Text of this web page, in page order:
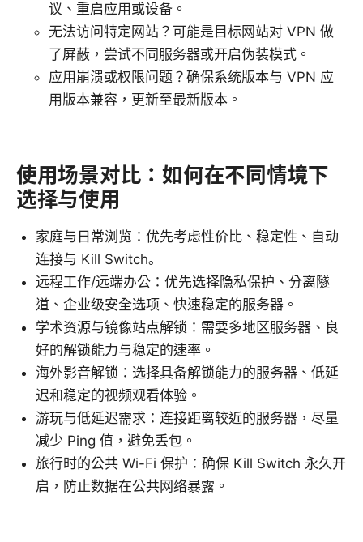
议、重启应用或设备。
无法访问特定网站？可能是目标网站对 VPN 做
了屏蔽，尝试不同服务器或开启伪装模式。
应用崩溃或权限问题？确保系统版本与 VPN 应
用版本兼容，更新至最新版本。
使用场景对比：如何在不同情境下
选择与使用
家庭与日常浏览：优先考虑性价比、稳定性、自动
连接与 Kill Switch。
远程工作/远端办公：优先选择隐私保护、分离隧
道、企业级安全选项、快速稳定的服务器。
学术资源与镜像站点解锁：需要多地区服务器、良
好的解锁能力与稳定的速率。
海外影音解锁：选择具备解锁能力的服务器、低延
迟和稳定的视频观看体验。
游玩与低延迟需求：连接距离较近的服务器，尽量
减少 Ping 值，避免丢包。
旅行时的公共 Wi-Fi 保护：确保 Kill Switch 永久开
启，防止数据在公共网络暴露。